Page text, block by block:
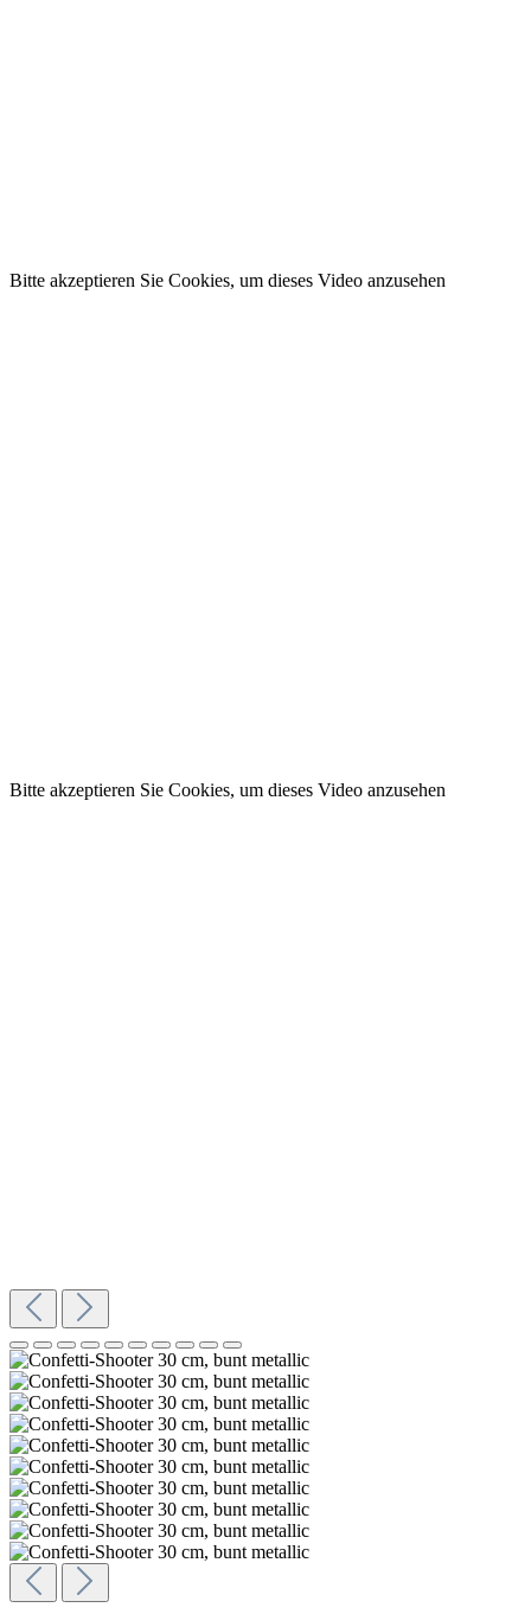
Bitte akzeptieren Sie Cookies, um dieses Video anzusehen
Bitte akzeptieren Sie Cookies, um dieses Video anzusehen